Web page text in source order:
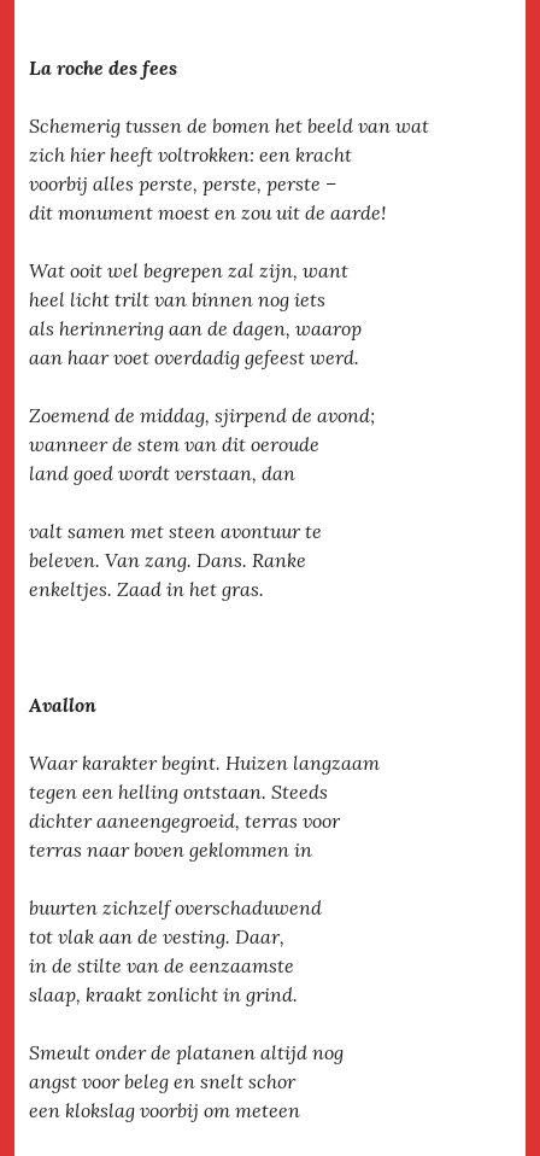
La roche des fees
Schemerig tussen de bomen het beeld van wat
zich hier heeft voltrokken: een kracht
voorbij alles perste, perste, perste –
dit monument moest en zou uit de aarde!
Wat ooit wel begrepen zal zijn, want
heel licht trilt van binnen nog iets
als herinnering aan de dagen, waarop
aan haar voet overdadig gefeest werd.
Zoemend de middag, sjirpend de avond;
wanneer de stem van dit oeroude
land goed wordt verstaan, dan
valt samen met steen avontuur te
beleven. Van zang. Dans. Ranke
enkeltjes. Zaad in het gras.
Avallon
Waar karakter begint. Huizen langzaam
tegen een helling ontstaan. Steeds
dichter aaneengegroeid, terras voor
terras naar boven geklommen in
buurten zichzelf overschaduwend
tot vlak aan de vesting. Daar,
in de stilte van de eenzaamste
slaap, kraakt zonlicht in grind.
Smeult onder de platanen altijd nog
angst voor beleg en snelt schor
een klokslag voorbij om meteen